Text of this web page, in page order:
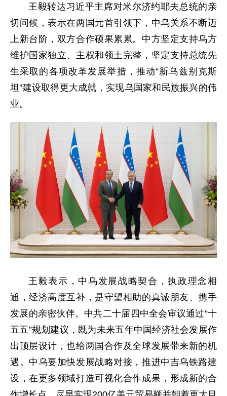
王毅转达习近平主席对米尔济约耶夫总统的亲
切问候，表示在两国元首引领下，中乌关系不断迈
上新台阶，双方合作硕果累累。中方坚定支持乌方
维护国家独立、主权和领土完整，坚定支持总统先
生采取的各项改革发展举措，推动“新乌兹别克斯
坦”建设取得更大成就，实现乌国家和民族振兴的伟
业。
王毅表示，中乌发展战略契合，执政理念相
通，经济高度互补，是守望相助的真诚朋友、携手
发展的亲密伙伴。中共二十届四中全会审议通过“十
五五”规划建议，既为未来五年中国经济社会发展作
出顶层设计，也给两国合作及全球发展带来新的机
遇。中乌要加快发展战略对接，推进中吉乌铁路建
设，在更多领域打造可视化合作成果，形成新的合